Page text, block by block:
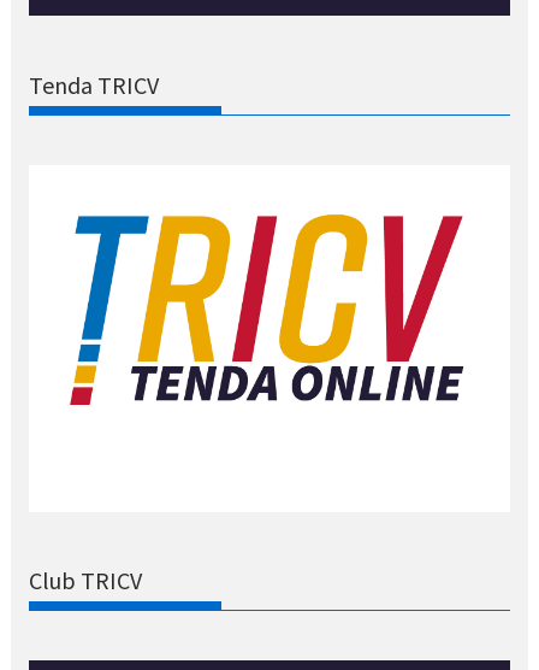
Tenda TRICV
Club TRICV